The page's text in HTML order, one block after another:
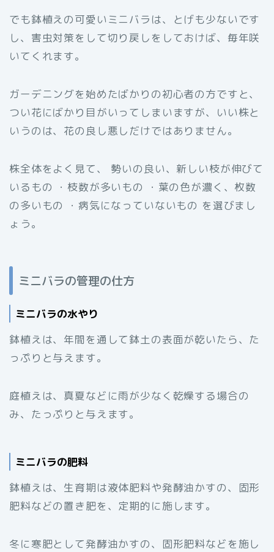
でも鉢植えの可愛いミニバラは、とげも少ないです
し、害虫対策をして切り戻しをしておけば、毎年咲
いてくれます。
ガーデニングを始めたばかりの初心者の方ですと、
つい花にばかり目がいってしまいますが、いい株と
いうのは、花の良し悪しだけではありません。
株全体をよく見て、 勢いの良い、新しい枝が伸びて
いるもの ・枝数が多いもの ・葉の色が濃く、枚数
の多いもの ・病気になっていないもの を選びまし
ょう。
ミニバラの管理の仕方
ミニバラの水やり
鉢植えは、年間を通して鉢土の表面が乾いたら、た
っぷりと与えます。
庭植えは、真夏などに雨が少なく乾燥する場合の
み、たっぷりと与えます。
ミニバラの肥料
鉢植えは、生育期は液体肥料や発酵油かすの、固形
肥料などの置き肥を、定期的に施します。
冬に寒肥として発酵油かすの、固形肥料などを施し